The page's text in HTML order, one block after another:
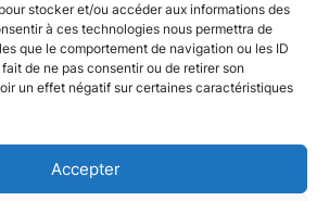
stocker et/ou accéder aux informations des
à ces technologies nous permettra de
que le comportement de navigation ou les ID
de ne pas consentir ou de retirer son
un effet négatif sur certaines caractéristiques
Accepter